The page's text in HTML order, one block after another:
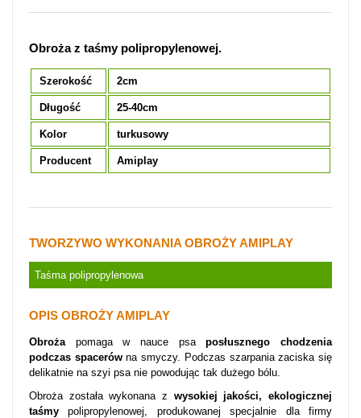
Obroża z taśmy polipropylenowej.
Szerokość 2cm
Długość 25-40cm
Kolor turkusowy
Producent Amiplay
TWORZYWO WYKONANIA OBROŻY AMIPLAY
Taśma polipropylenowa
OPIS OBROŻY AMIPLAY
Obroża pomaga w nauce psaposłusznego chodzenia
podczas spacerówna smyczy. Podczas szarpania zaciska się
delikatnie na szyi psa nie powodując tak dużego bólu.
Obroża została wykonana z wysokiej jakości, ekologicznej
taśmypolipropylenowej, produkowanej specjalnie dla firmy